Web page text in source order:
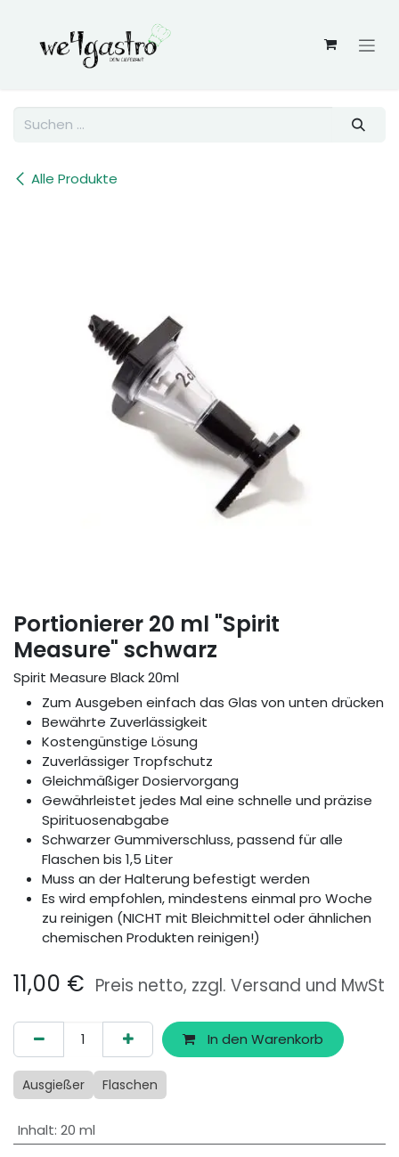
Alle Produkte
Portionierer 20 ml "Spirit
Measure" schwarz
Spirit Measure Black 20ml
Zum Ausgeben einfach das Glas von unten drücken
Bewährte Zuverlässigkeit
Kostengünstige Lösung
Zuverlässiger Tropfschutz
Gleichmäßiger Dosiervorgang
Gewährleistet jedes Mal eine schnelle und präzise
Spirituosenabgabe
Schwarzer Gummiverschluss, passend für alle
Flaschen bis 1,5 Liter
Muss an der Halterung befestigt werden
Es wird empfohlen, mindestens einmal pro Woche
zu reinigen (NICHT mit Bleichmittel oder ähnlichen
chemischen Produkten reinigen!)
11,00 € Preis netto, zzgl. Versand und MwSt
In den Warenkorb
Ausgießer Flaschen
Inhalt: 20 ml